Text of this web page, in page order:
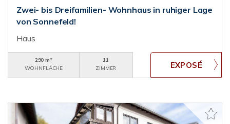
Zwei- bis Dreifamilien- Wohnhaus in ruhiger Lage
von Sonnefeld!
Haus
290 m²
WOHNFLÄCHE
11
ZIMMER